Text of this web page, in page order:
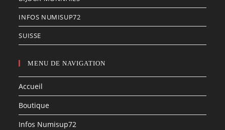
INFOS NUMISUP72
SUISSE
MENU DE NAVIGATION
Accueil
Boutique
Infos Numisup72